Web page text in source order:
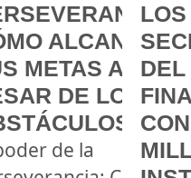
ALCANZAR
METAS A
DE LOS
de la
LOS
DEL